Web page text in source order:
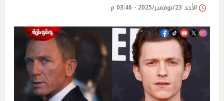
الأحد 23/نوفمبر/2025 - 03:46 م